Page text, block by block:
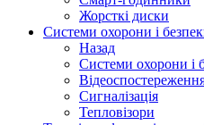
Жорсткі диски
Системи охорони і
Назад
Системи охорони і
Сигналізація
Тепловізори